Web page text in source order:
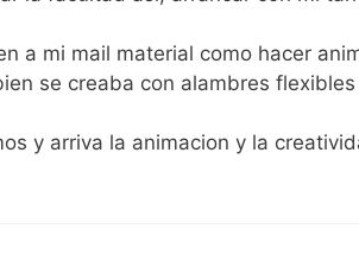
a mi mail material como hacer
se creaba con alambres
y arriva la animacion y la